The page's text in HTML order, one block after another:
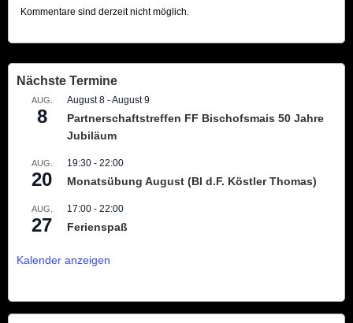
Kommentare sind derzeit nicht möglich.
Nächste Termine
AUG.
8
August 8 -August 9
Partnerschaftstreffen FF Bischofsmais 50 Jahre
Jubiläum
AUG.
20
19:30 - 22:00
Monatsübung August (BI d.F. Köstler Thomas)
AUG.
27
17:00 - 22:00
Ferienspaß
Kalender anzeigen